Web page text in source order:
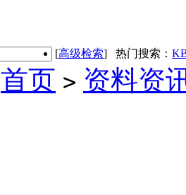
[高级检索] 热门搜索：
首页 > 资料资